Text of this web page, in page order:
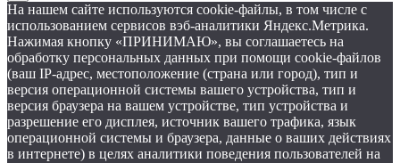
На нашем сайте используются cookie-файлы, в том числе с
использованием сервисов вэб-аналитики Яндекс.Метрика.
Нажимая кнопку «ПРИНИМАЮ», вы соглашаетесь на
обработку персональных данных при помощи cookie-файлов
(ваш IP-адрес, местоположение (страна или город), тип и
версия операционной системы вашего устройства, тип и
версия браузера на вашем устройстве, тип устройства и
разрешение его дисплея, источник вашего трафика, язык
операционной системы и браузера, данные о ваших действиях
в интернете) в целях аналитики поведения пользователей на